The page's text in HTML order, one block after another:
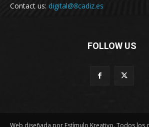
Contact us: digital@8cadiz.es
FOLLOW US
Web diseñada por Estímulo Kreativo. Todos los